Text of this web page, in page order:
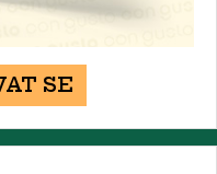
SE